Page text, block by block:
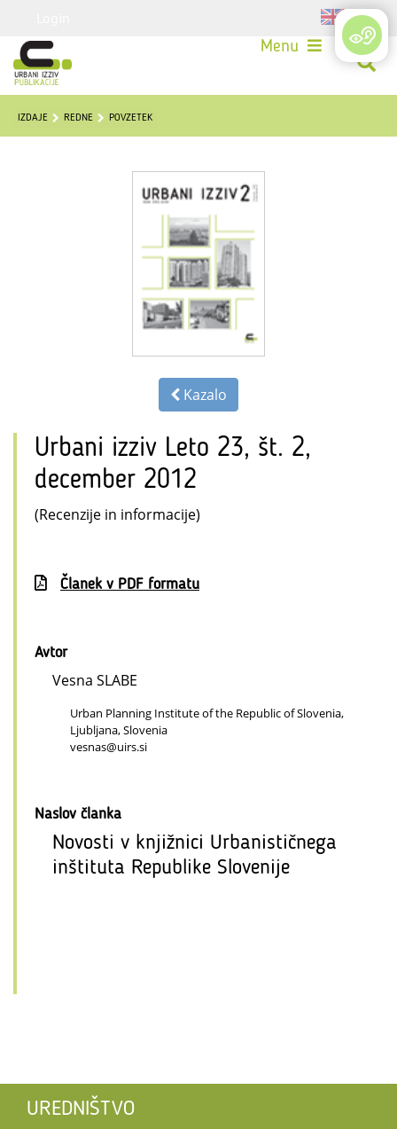
Menu
IZDAJE REDNE POVZETEK
Kazalo
Urbani izziv Leto 23, št. 2,
december 2012
(Recenzije in informacije)
Članek v PDF formatu
Avtor
Vesna SLABE
Urban Planning Institute of the Republic of Slovenia,
Ljubljana, Slovenia
vesnas@uirs.si
Naslov članka
Novosti v knjižnici Urbanističnega
inštituta Republike Slovenije
UREDNIŠTVO